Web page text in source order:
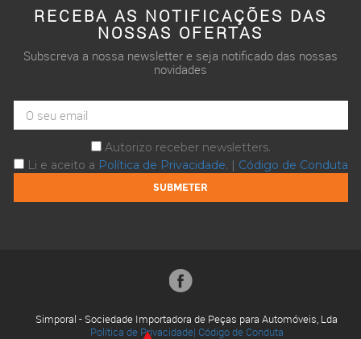
RECEBA AS NOTIFICAÇÕES DAS
NOSSAS OFERTAS
Subscreva a nossa newsletter e seja notificado das nossas
novidades
Autorizo receber newsletters.
Li e aceito a Política de Privacidade. | Código de Conduta
Simporal - Sociedade Importadora de Peças para Automóveis, Lda
Política de Privacidade| Código de Conduta